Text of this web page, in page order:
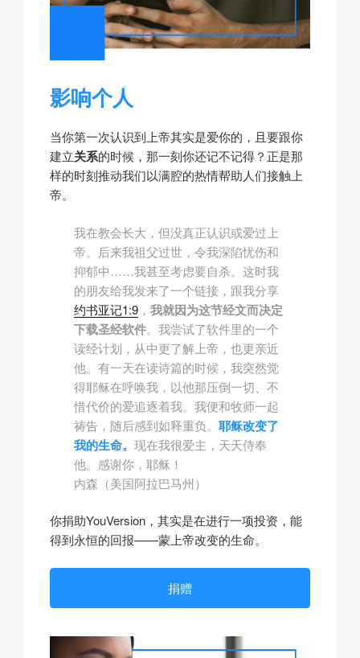
影响个人
当你第一次认识到上帝其实是爱你的，且要跟你
建立关系的时候，那一刻你还记不记得？正是那
样的时刻推动我们以满腔的热情帮助人们接触上
帝。
我在教会长大，但没真正认识或爱过上
帝。后来我祖父过世，令我深陷忧伤和
抑郁中……我甚至考虑要自杀。这时我
的朋友给我发来了一个链接，跟我分享
约书亚记1:9 ， 我就因为这节经文而决定
下载圣经软件。我尝试了软件里的一个
读经计划，从中更了解上帝，也更亲近
他。有一天在读诗篇的时候，我突然觉
得耶稣在呼唤我，以他那压倒一切、不
惜代价的爱追逐着我。我便和牧师一起
祷告，随后感到如释重负。 耶稣改变了
我的生命。 现在我很爱主，天天侍奉
他。感谢你，耶稣！
内森（美国阿拉巴马州）
你捐助YouVersion，其实是在进行一项投资，能
得到永恒的回报——蒙上帝改变的生命。
捐赠